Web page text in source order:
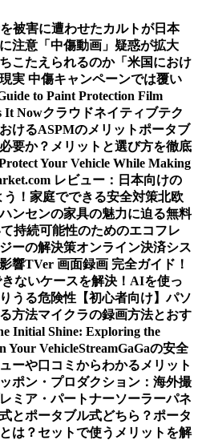
被害に遭わせたカルトが日本
注意 「中傷動画」疑惑が拡大
こたえられるのか「米国におけ
実 中傷キャンペーンでは覆い
to Paint Protection Film
It Nowクラウドネイティブテク
けるASPMのメリットポータブ
要か？メリットと選び方を徹底
Your Vehicle While Making
レビュー：日本向けの
う！家庭でできる安全対策北欧
ンセンの家具の魅力に迫る無料
持続可能性のためのエコフレ
ーの解決策オンライン決済シス
響TVer 画面録画 完全ガイド！
ないケースを解決！ AIを使っ
うる危険性 【初心者向け】パソ
方法マイクラの録画方法とおす
Initial Shine: Exploring the
Your VehicleStreamGaGaの安全
ーや口コミからわかるメリット
ポン・プロダクション：海外撮
ミア・パートナーソーラーパネ
とポータブル式どちら？ポータ
は？セットで使うメリットを解